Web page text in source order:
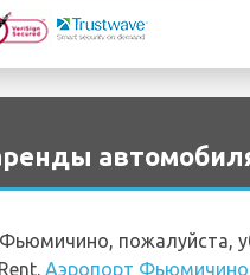
пожалуйста,
Аэропорт Фьюмичино